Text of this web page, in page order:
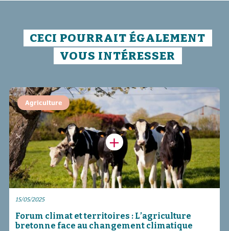
CECI POURRAIT ÉGALEMENT
VOUS INTÉRESSER
Agriculture
15/05/2025
Forum climat et territoires : L’agriculture
bretonne face au changement climatique